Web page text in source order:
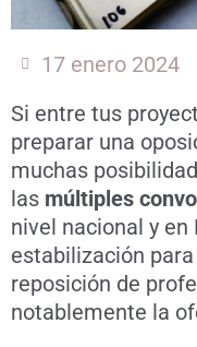
17 enero 2024
Si entre tus
preparar una
muchas
las múltiples
nivel nacional y en
estabilización
reposición de
notablemente la